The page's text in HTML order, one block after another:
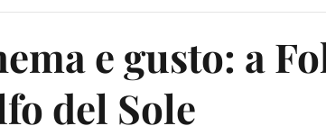
e gusto: a
del Sole